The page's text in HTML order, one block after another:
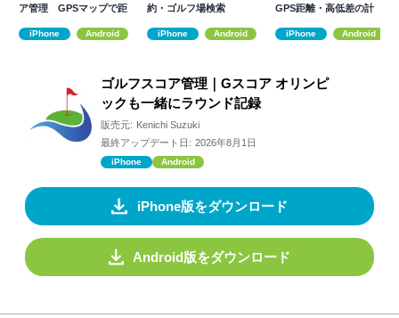
ア管理 GPSマップで距
iPhone Android
約・ゴルフ場検索
iPhone Android
GPS距離・高低差の計
iPhone Android
ゴルフスコア管理｜Gスコア オリンピ
ックも一緒にラウンド記録
販売元: Kenichi Suzuki
最終アップデート日: 2026年8月1日
iPhone Android
iPhone版をダウンロード
Android版をダウンロード